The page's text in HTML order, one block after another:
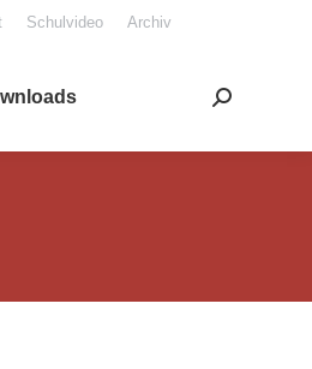
Schul­vi­deo Archiv
Search: